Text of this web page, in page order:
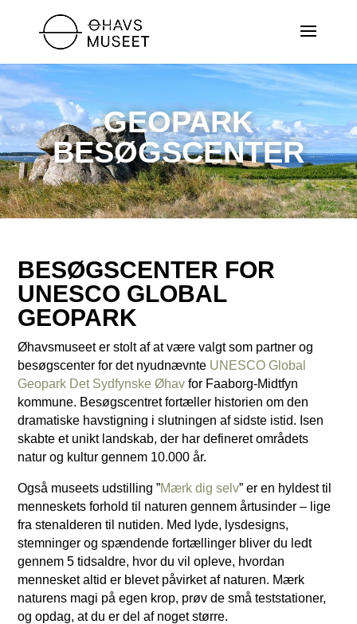
GEOPARK
BESØGSCENTER
BESØGSCENTER FOR
UNESCO GLOBAL
GEOPARK
Øhavsmuseet er stolt af at være valgt som partner og
besøgscenter for det nyudnævnte UNESCO Global
Geopark Det Sydfynske Øhav for Faaborg-Midtfyn
kommune. Besøgscentret fortæller historien om den
dramatiske havstigning i slutningen af sidste istid. Isen
skabte et unikt landskab, der har defineret områdets
natur og kultur gennem 10.000 år.
Også museets udstilling ”Mærk dig selv” er en hyldest til
menneskets forhold til naturen gennem årtusinder – lige
fra stenalderen til nutiden. Med lyde, lysdesigns,
stemninger og spændende fortællinger bliver du ledt
gennem 5 tidsaldre, hvor du vil opleve, hvordan
mennesket altid er blevet påvirket af naturen. Mærk
naturens magi på egen krop, prøv de små teststationer,
og opdag, at du er del af noget større.